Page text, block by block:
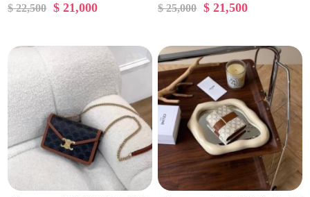
$ 22,500
$ 21,000
$ 25,000
$ 21,500